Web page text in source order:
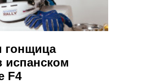
гонщица
испанском
F4